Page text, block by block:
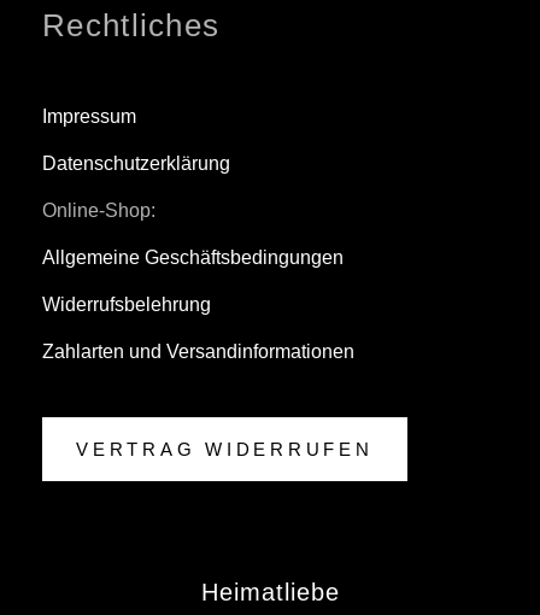
Rechtliches
Impressum
Datenschutzerklärung
Online-Shop:
Allgemeine Geschäftsbedingungen
Widerrufsbelehrung
Zahlarten und Versandinformationen
VERTRAG WIDERRUFEN
Heimatliebe